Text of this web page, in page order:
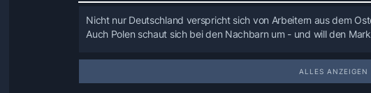
Nicht nur Deutschland verspricht sich von Arbeitern aus dem
Auch Polen schaut sich bei den Nachbarn um - und will den
Apfelbauer Marcin Hermanowicz hat ein Problem. Erntehelfer,
wollen, sind kaum noch zu finden. Den Stundenlohn hat
bereits verdoppelt. "Aber selbst zu diesem Preis finde ich kaum
ALLES ANZEIGEN